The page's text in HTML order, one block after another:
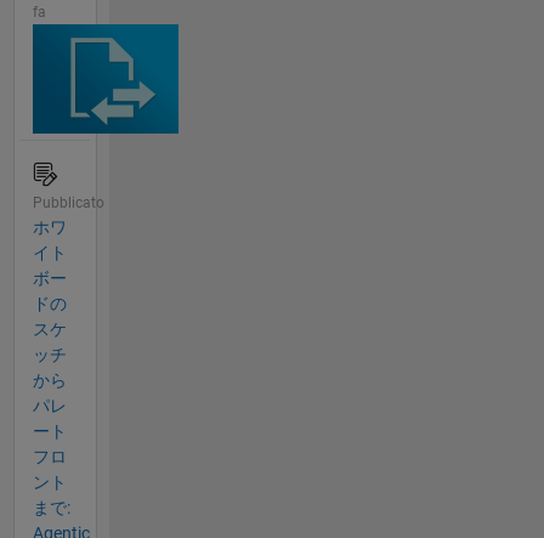
fa
Pubblicato
ホワ
イト
ボー
ドの
スケ
ッチ
から
パレ
ート
フロ
ント
まで:
Agentic